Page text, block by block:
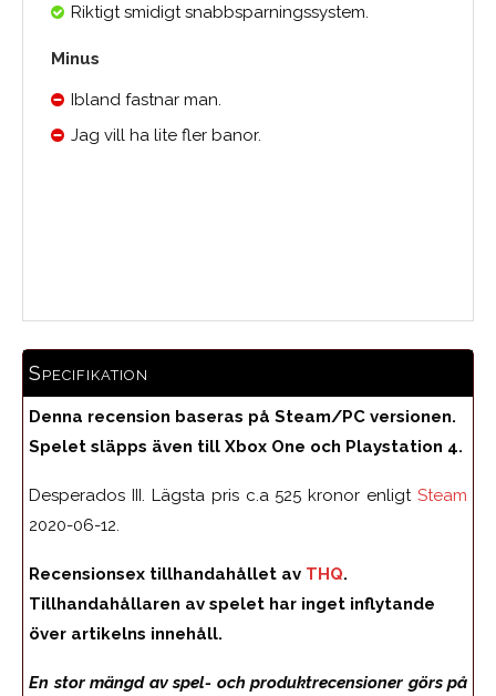
Riktigt smidigt snabbsparningssystem.
Minus
Ibland fastnar man.
Jag vill ha lite fler banor.
Specifikation
Denna recension baseras på Steam/PC versionen.
Spelet släpps även till Xbox One och Playstation 4.
Desperados III. Lägsta pris c.a 525 kronor enligt Steam
2020-06-12.
Recensionsex tillhandahållet av THQ.
Tillhandahållaren av spelet har inget inflytande
över artikelns innehåll.
En stor mängd av spel- och produktrecensioner görs på